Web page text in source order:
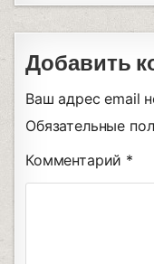
Добавить
Ваш адрес email
Обязательные
Комментарий *